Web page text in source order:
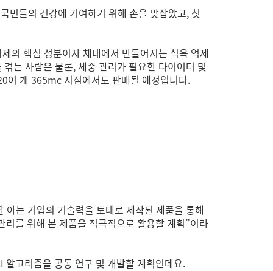
민들의 건강에 기여하기 위해 손을 맞잡았고, 첫
의 핵심 성분이자 체내에서 만들어지는 식욕 억제
는 사람은 물론, 체중 관리가 필요한 다이어터 및
여 개 365mc 지점에서도 판매될 예정입니다.
는 기업의 기술력을 토대로 제작된 제품을 통해
를 위해 본 제품을 적극적으로 활용할 계획”이라
고리즘을 공동 연구 및 개발할 계획인데요.